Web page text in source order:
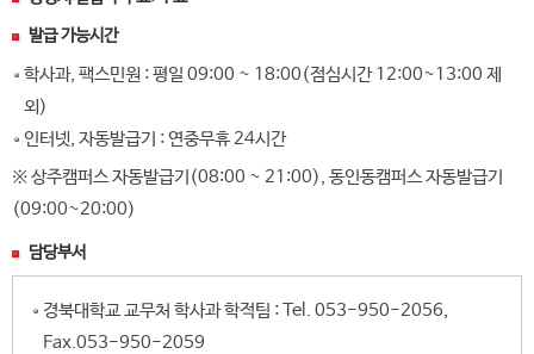
발급 가능시간
학사과, 팩스민원 : 평일 09:00 ~ 18:00(점심시간 12:00~13:00 제
외)
인터넷, 자동발급기 : 연중무휴 24시간
※ 상주캠퍼스 자동발급기(08:00 ~ 21:00), 동인동캠퍼스 자동발급기
(09:00~20:00)
담당부서
경북대학교 교무처 학사과 학적팀 : Tel. 053-950-2056,
Fax.053-950-2059